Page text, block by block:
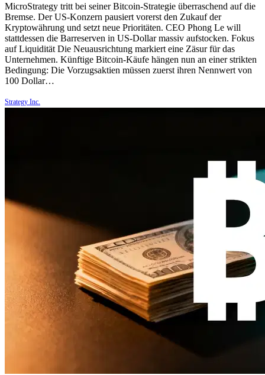
MicroStrategy tritt bei seiner Bitcoin-Strategie überraschend auf die
Bremse. Der US-Konzern pausiert vorerst den Zukauf der
Kryptowährung und setzt neue Prioritäten. CEO Phong Le will
stattdessen die Barreserven in US-Dollar massiv aufstocken. Fokus
auf Liquidität Die Neuausrichtung markiert eine Zäsur für das
Unternehmen. Künftige Bitcoin-Käufe hängen nun an einer strikten
Bedingung: Die Vorzugsaktien müssen zuerst ihren Nennwert von
100 Dollar…
Strategy Inc.